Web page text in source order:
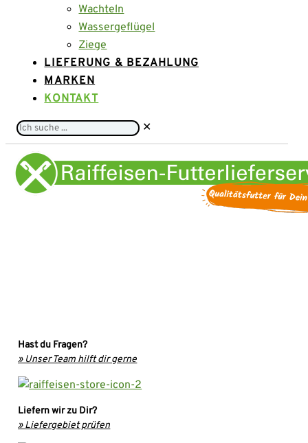
Wachteln
Wassergeflügel
Ziege
LIEFERUNG & BEZAHLUNG
MARKEN
KONTAKT
Ich
suche
...
✕
Hast du Fragen?
» Unser Team hilft dir gerne
Liefern wir zu Dir?
» Liefergebiet prüfen